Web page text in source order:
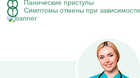
Панические приступы
Симптомы отмены при зависимости